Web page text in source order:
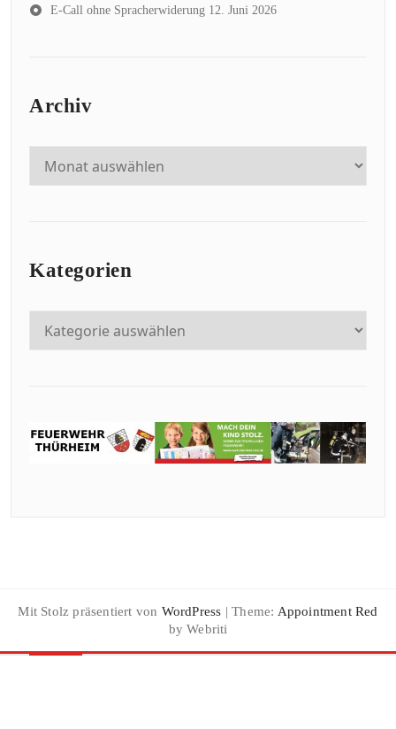
E-Call ohne Spracherwiderung 12. Juni 2026
Archiv
Kategorien
Mit Stolz präsentiert von WordPress | Theme: Appointment Red
by Webriti